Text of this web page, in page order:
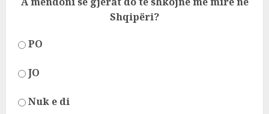
Shqipëri?
PO
JO
Nuk e di